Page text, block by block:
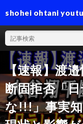
shohei ohtani
【速報】渡
断固拒否「
な!!!」事実